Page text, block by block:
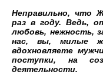
Неправильно, что
раз в году. Ведь,
любовь, нежность,
нас, вы, милые
вдохновляете
поступки, на
деятельности.